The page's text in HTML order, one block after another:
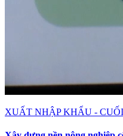
XUẤT NHẬP KHẨU -